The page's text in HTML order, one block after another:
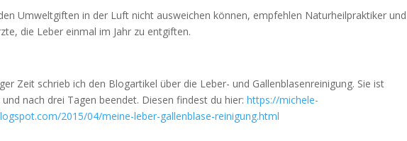
Umweltgiften in der Luft nicht ausweichen können, empfehlen Naturheilpraktiker und
die Leber einmal im Jahr zu entgiften.
Zeit schrieb ich den Blogartikel über die Leber- und Gallenblasenreinigung. Sie ist
nach drei Tagen beendet. Diesen findest du hier: https://michele-
2015/04/meine-leber-gallenblase-reinigung.html